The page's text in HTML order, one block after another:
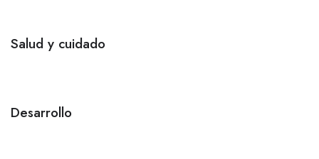
Salud y cuidado
Desarrollo